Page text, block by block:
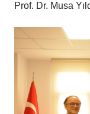
Prof. Dr. Musa